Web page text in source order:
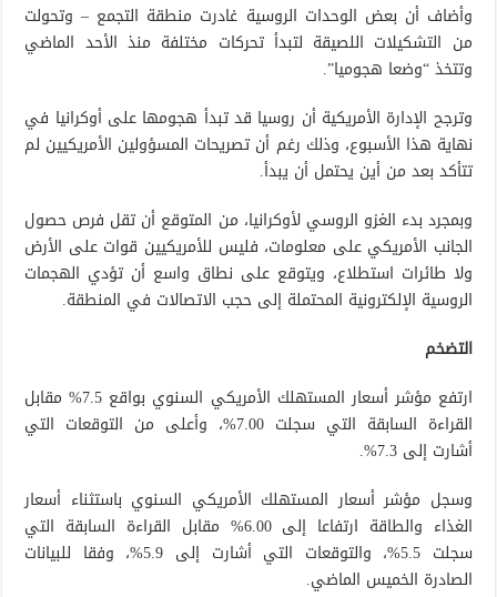
وأضاف أن بعض الوحدات الروسية غادرت منطقة التجمع – وتحولت
من التشكيلات اللصيقة لتبدأ تحركات مختلفة منذ الأحد الماضي
وتتخذ “وضعا هجوميا”.
وترجح الإدارة الأمريكية أن روسيا قد تبدأ هجومها على أوكرانيا في
نهاية هذا الأسبوع، وذلك رغم أن تصريحات المسؤولين الأمريكيين لم
تتأكد بعد من أين يحتمل أن يبدأ.
وبمجرد بدء الغزو الروسي لأوكرانيا، من المتوقع أن تقل فرص حصول
الجانب الأمريكي على معلومات، فليس للأمريكيين قوات على الأرض
ولا طائرات استطلاع، ويتوقع على نطاق واسع أن تؤدي الهجمات
الروسية الإلكترونية المحتملة إلى حجب الاتصالات في المنطقة.
التضخم
ارتفع مؤشر أسعار المستهلك الأمريكي السنوي بواقع 7.5% مقابل
القراءة السابقة التي سجلت 7.00%، وأعلى من التوقعات التي
أشارت إلى 7.3%.
وسجل مؤشر أسعار المستهلك الأمريكي السنوي باستثناء أسعار
الغذاء والطاقة ارتفاعا إلى 6.00% مقابل القراءة السابقة التي
سجلت 5.5%، والتوقعات التي أشارت إلى 5.9%، وفقا للبيانات
الصادرة الخميس الماضي.